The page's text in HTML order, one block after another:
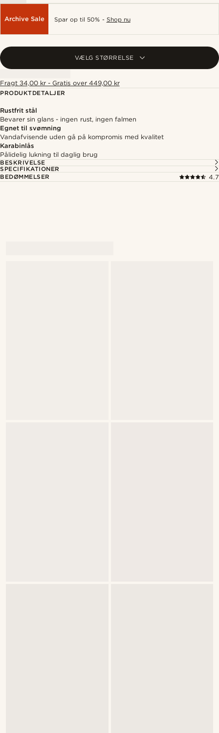
Archive Sale Spar op til 50% - Shop nu
VÆLG STØRRELSE
Fragt 34,00 kr - Gratis over 449,00 kr
PRODUKTDETALJER
Rustfrit stål
Bevarer sin glans - ingen rust, ingen falmen
Egnet til svømning
Vandafvisende uden gå på kompromis med kvalitet
Karabinlås
Pålidelig lukning til daglig brug
BESKRIVELSE
SPECIFIKATIONER
BEDØMMELSER
4.7